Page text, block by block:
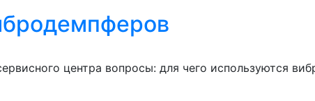
центра вопросы: для чего используются